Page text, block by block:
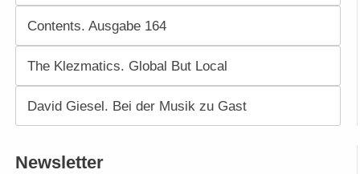
Contents. Ausgabe 164
The Klezmatics. Global But Local
David Giesel. Bei der Musik zu Gast
Newsletter